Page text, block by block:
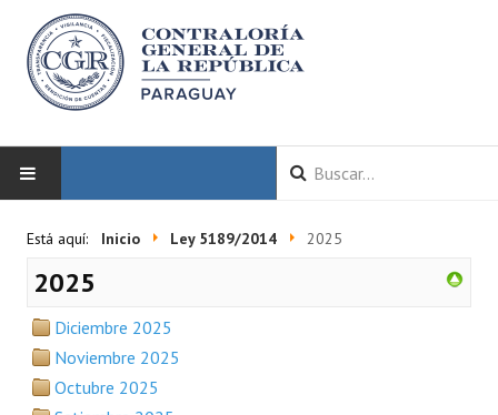
LA CGR
Autoridades
Misión y Visión
Está aquí: Inicio Ley 5189/2014 2025
2025
Diciembre 2025
Noviembre 2025
Octubre 2025